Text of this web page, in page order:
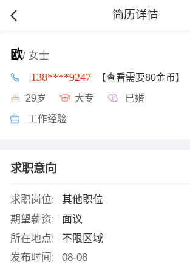
简历详情
欧/ 女士
138****9247 【查看需要80金币】
29岁 大专 已婚
工作经验
求职意向
求职岗位:
其他职位
期望薪资:
面议
所在地点:
不限区域
发布时间:
08-08